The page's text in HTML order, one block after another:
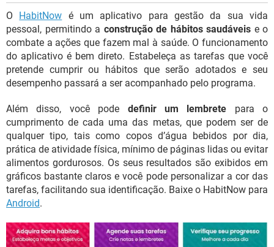
O HabitNow é um aplicativo para gestão da sua vida
pessoal, permitindo a construção de hábitos saudáveis e o
combate a ações que fazem mal à saúde. O funcionamento
do aplicativo é bem direto. Estabeleça as tarefas que você
pretende cumprir ou hábitos que serão adotados e seu
desempenho passará a ser acompanhado pelo programa.
Além disso, você pode definir um lembrete para o
cumprimento de cada uma das metas, que podem ser de
qualquer tipo, tais como copos d’água bebidos por dia,
prática de atividade física, mínimo de páginas lidas ou evitar
alimentos gordurosos. Os seus resultados são exibidos em
gráficos bastante claros e você pode personalizar a cor das
tarefas, facilitando sua identificação. Baixe o HabitNow para
Android.